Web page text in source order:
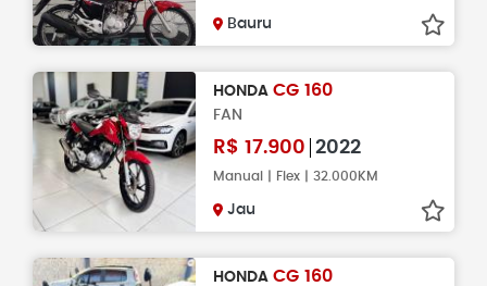
Bauru
HONDA CG 160
FAN
R$ 17.900 2022
Manual | Flex | 32.000KM
Jau
HONDA CG 160